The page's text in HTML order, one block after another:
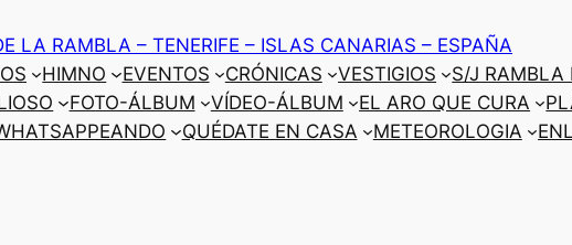
LA RAMBLA – TENERIFE – ISLAS CANARIAS – ESPAÑA
HIMNO EVENTOS CRÓNICAS VESTIGIOS S/J RAMBLA
FOTO-ÁLBUM VÍDEO-ÁLBUM EL ARO QUE CURA
QUÉDATE EN CASA METEOROLOGIA